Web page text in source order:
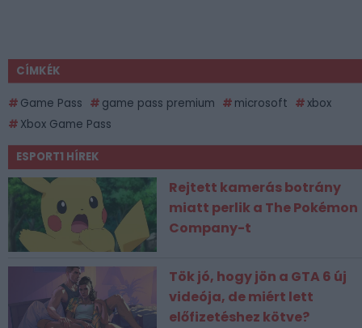
CÍMKÉK
Game Pass game pass premium microsoft
xbox
Xbox Game Pass
ESPORT1 HÍREK
Rejtett kamerás botrány
miatt perlik a The Pokémon
Company-t
Tök jó, hogy jön a GTA 6 új
videója, de miért lett
előfizetéshez kötve?